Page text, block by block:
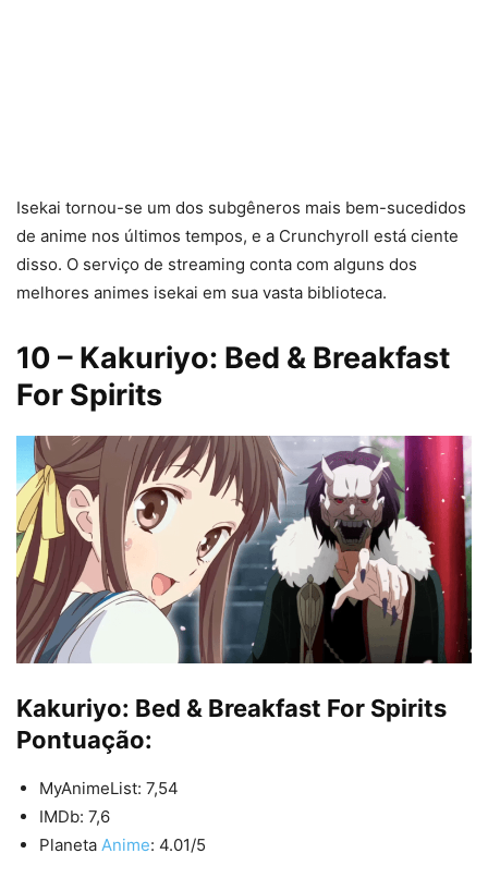
Isekai tornou-se um dos subgêneros mais bem-sucedidos
de anime nos últimos tempos, e a Crunchyroll está ciente
disso. O serviço de streaming conta com alguns dos
melhores animes isekai em sua vasta biblioteca.
10 – Kakuriyo: Bed & Breakfast
For Spirits
Kakuriyo: Bed & Breakfast For Spirits
Pontuação:
MyAnimeList: 7,54
IMDb: 7,6
Planeta Anime: 4.01/5